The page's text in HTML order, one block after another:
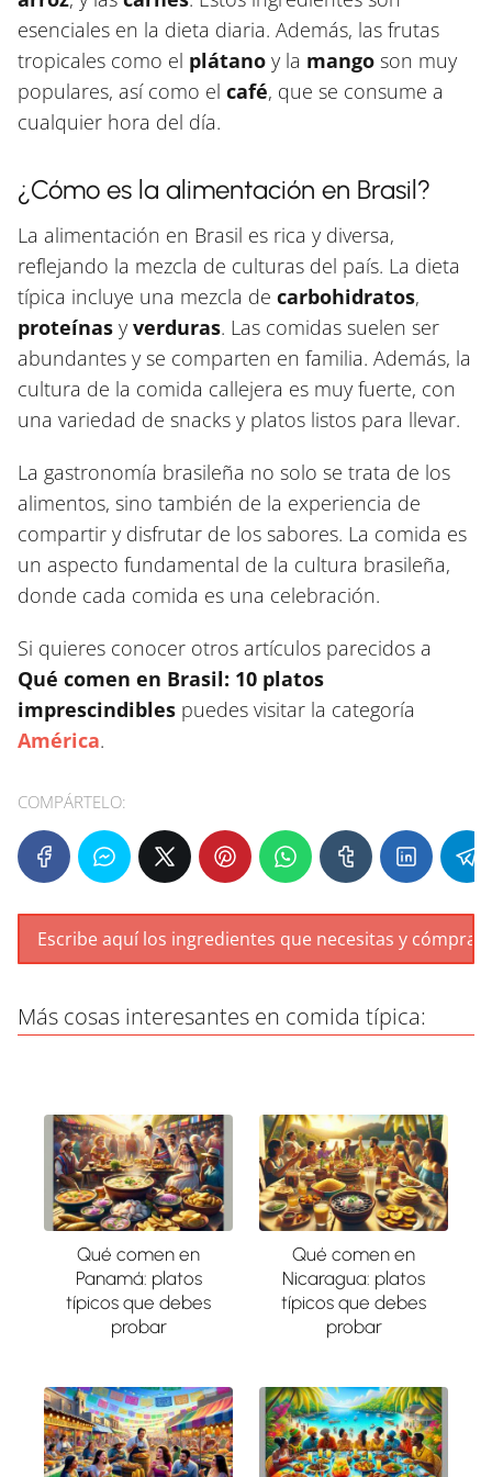
esenciales en la dieta diaria. Además, las frutas
tropicales como el plátano y la mango son muy
populares, así como el café, que se consume a
cualquier hora del día.
¿Cómo es la alimentación en Brasil?
La alimentación en Brasil es rica y diversa,
reflejando la mezcla de culturas del país. La dieta
típica incluye una mezcla de carbohidratos,
proteínas yverduras. Las comidas suelen ser
abundantes y se comparten en familia. Además, la
cultura de la comida callejera es muy fuerte, con
una variedad de snacks y platos listos para llevar.
La gastronomía brasileña no solo se trata de los
alimentos, sino también de la experiencia de
compartir y disfrutar de los sabores. La comida es
un aspecto fundamental de la cultura brasileña,
donde cada comida es una celebración.
Si quieres conocer otros artículos parecidos a
Qué comen en Brasil: 10 platos
imprescindibles puedes visitar la categoría
América.
COMPÁRTELO:
Más cosas interesantes en comida típica:
Qué comen en
Panamá: platos
típicos que debes
probar
Qué comen en
Nicaragua: platos
típicos que debes
probar